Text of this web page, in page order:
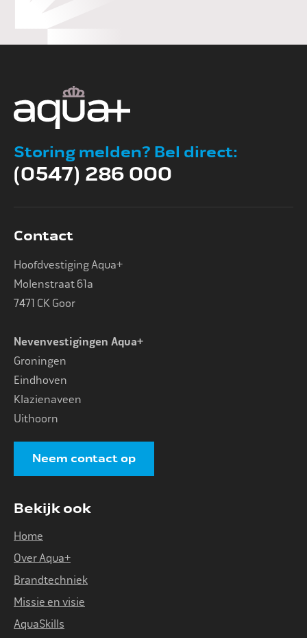
Storing melden? Bel direct:
(0547) 286 000
Contact
Hoofdvestiging Aqua+
Molenstraat 61a
7471 CK Goor
Nevenvestigingen Aqua+
Groningen
Eindhoven
Klazienaveen
Uithoorn
Neem contact op
Bekijk ook
Home
Over Aqua+
Brandtechniek
Missie en visie
AquaSkills